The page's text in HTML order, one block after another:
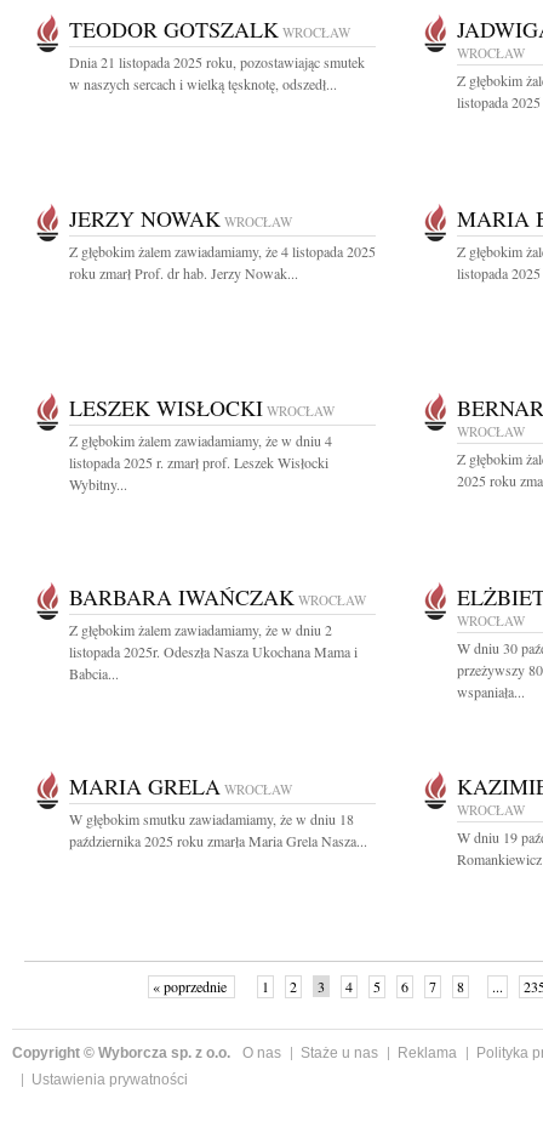
TEODOR GOTSZALK WROCŁAW
Dnia 21 listopada 2025 roku, pozostawiając smutek
w naszych sercach i wielką tęsknotę, odszedł...
WROCŁAW
Z głębokim
listopada
JERZY NOWAK WROCŁAW
Z głębokim żalem zawiadamiamy, że 4 listopada 2025
roku zmarł Prof. dr hab. Jerzy Nowak...
MARIA
Z głębokim
listopada
LESZEK WISŁOCKI WROCŁAW
Z głębokim żalem zawiadamiamy, że w dniu 4
listopada 2025 r. zmarł prof. Leszek Wisłocki
Wybitny...
WROCŁAW
Z głębokim
2025 roku
BARBARA IWAŃCZAK WROCŁAW
Z głębokim żalem zawiadamiamy, że w dniu 2
listopada 2025r. Odeszła Nasza Ukochana Mama i
Babcia...
WROCŁAW
W dniu 30
przeżywszy
wspaniała...
MARIA GRELA WROCŁAW
W głębokim smutku zawiadamiamy, że w dniu 18
października 2025 roku zmarła Maria Grela Nasza...
WROCŁAW
W dniu 19
« poprzednie 1 2 3 4 5 6 7 8 ...
Copyright © Wyborcza sp. z o.o. O nas Staże u nas Reklama
Polityka
Ustawienia prywatności